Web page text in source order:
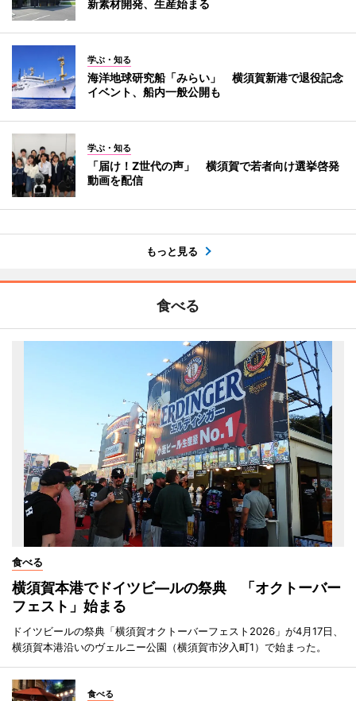
新素材開発、生産始まる
学ぶ・知る
海洋地球研究船「みらい」 横須賀新港で退役記念
イベント、船内一般公開も
学ぶ・知る
「届け！Z世代の声」 横須賀で若者向け選挙啓発
動画を配信
もっと見る
食べる
食べる
横須賀本港でドイツビ―ルの祭典 「オクトーバー
フェスト」始まる
ドイツビールの祭典「横須賀オクトーバーフェスト2026」が4月17日、
横須賀本港沿いのヴェルニー公園（横須賀市汐入町1）で始まった。
食べる